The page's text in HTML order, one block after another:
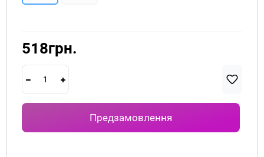
518грн.
Предзамовлення